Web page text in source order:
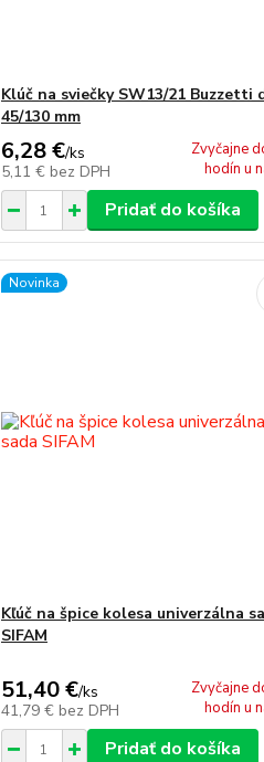
Klúč na sviečky SW13/21 Buzzetti
45/130 mm
6,28 €/ks
5,11 € bez DPH
Zvyčajne
hodín u
Pridať do košíka
Novinka
Kľúč na špice kolesa univerzálna
SIFAM
51,40 €/ks
41,79 € bez DPH
Zvyčajne
hodín u
Pridať do košíka